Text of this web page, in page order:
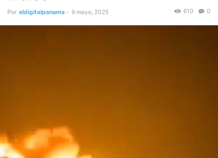
Por eldigitalpanama - 9 mayo, 2025 0
610